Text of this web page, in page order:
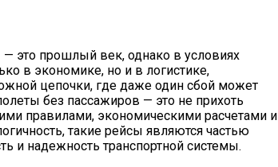
это прошлый век, однако в условиях
в экономике, но и в логистике,
цепочки, где даже один сбой может
без пассажиров — это не прихоть
правилами, экономическими расчетами и
такие рейсы являются частью
и надежность транспортной системы.